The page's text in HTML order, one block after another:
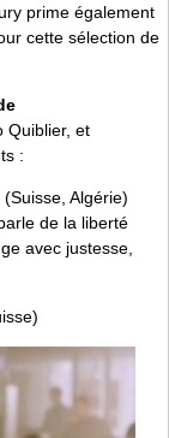
prime également
cette sélection de
Quiblier, et
:
Algérie)
de la liberté
avec justesse,